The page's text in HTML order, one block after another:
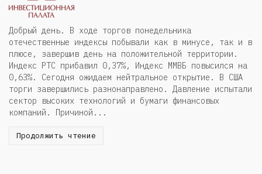
Добрый день. В ходе торгов понедельника
отечественные индексы побывали как в минусе, так и в
плюсе, завершив день на положительной территории.
Индекс РТС прибавил 0,37%, Индекс ММВБ повысился на
0,63%. Сегодня ожидаем нейтральное открытие. В США
торги завершились разнонаправлено. Давление испытали
сектор высоких технологий и бумаги финансовых
компаний. Причиной...
Продолжить чтение